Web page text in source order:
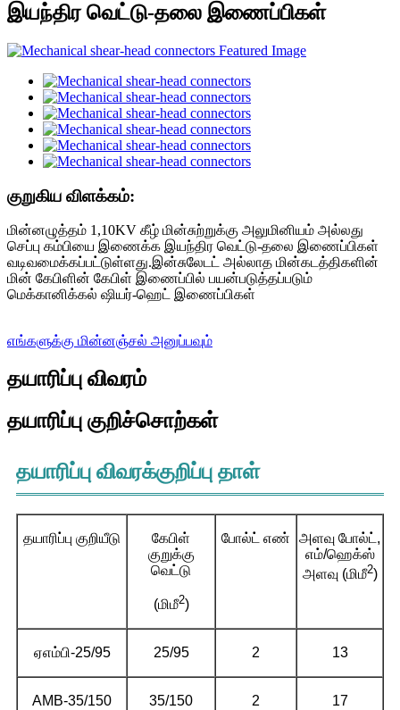
இயந்திர வெட்டு-தலை இணைப்பிகள்
குறுகிய விளக்கம்:
மின்னழுத்தம் 1,10KV கீழ் மின்சுற்றுக்கு அலுமினியம் அல்லது
செப்பு கம்பியை இணைக்க இயந்திர வெட்டு-தலை இணைப்பிகள்
வடிவமைக்கப்பட்டுள்ளது.இன்சுலேடட் அல்லாத மின்கடத்திகளின்
மின் கேபிளின் கேபிள் இணைப்பில் பயன்படுத்தப்படும்
மெக்கானிக்கல் ஷியர்-ஹெட் இணைப்பிகள்
எங்களுக்கு மின்னஞ்சல் அனுப்பவும்
தயாரிப்பு விவரம்
தயாரிப்பு குறிச்சொற்கள்
தயாரிப்பு விவரக்குறிப்பு தாள்
தயாரிப்பு குறியீடு
கேபிள்
குறுக்கு
வெட்டு
(மிமீ2)
போல்ட் எண்
அளவு போல்ட்,
எம்/ஹெக்ஸ்
அளவு (மிமீ2)
ஏஎம்பி-25/95 25/95 2 13
AMB-35/150 35/150 2 17